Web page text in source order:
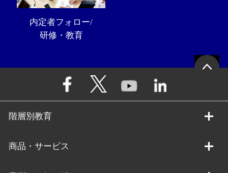
内定者フォロー/
研修・教育
階層別教育
商品・サービス